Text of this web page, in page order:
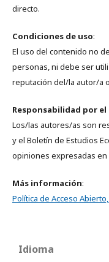
directo.
Condiciones de uso:
El uso del contenido no
personas, ni debe ser
reputación del/la autor/a
Responsabilidad por
Los/las autores/as son
y el Boletín de Estudios
opiniones expresadas en
Más información:
Política de Acceso
Idioma